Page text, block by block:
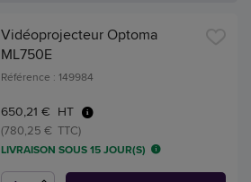
Vidéoprojecteur Optoma
ML750E
Référence : 149984
650,21 € HT
(780,25 € TTC)
LIVRAISON SOUS 15 JOUR(S)